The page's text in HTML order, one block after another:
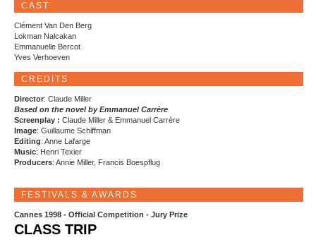
CAST
Clément Van Den Berg
Lokman Nalcakan
Emmanuelle Bercot
Yves Verhoeven
CREDITS
Director: Claude Miller
Based on the novel by Emmanuel Carrère
Screenplay : Claude Miller & Emmanuel Carrère
Image: Guillaume Schiffman
Editing: Anne Lafarge
Music: Henri Texier
Producers: Annie Miller, Francis Boespflug
FESTIVALS & AWARDS
Cannes 1998 - Official Competition - Jury Prize
CLASS TRIP